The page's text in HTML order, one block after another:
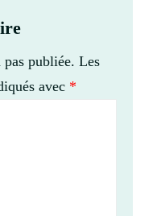
pas publiée. Les
avec *